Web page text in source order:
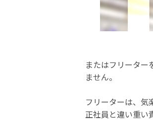
またはフリータ
ません。
フリーターは、気
正社員と違い重い